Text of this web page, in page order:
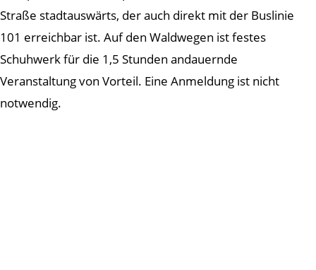
Straße stadtauswärts, der auch direkt mit der Buslinie
101 erreichbar ist. Auf den Waldwegen ist festes
Schuhwerk für die 1,5 Stunden andauernde
Veranstaltung von Vorteil. Eine Anmeldung ist nicht
notwendig.